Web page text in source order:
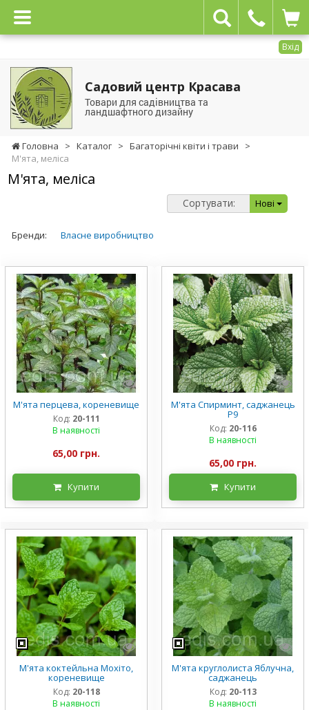
Вхід
Садовий центр Красава
Товари для садівництва та
ландшафтного дизайну
Головна > Каталог > Багаторічні квіти і трави
>
М'ята, меліса
М'ята, меліса
Сортувати: Нові
Бренди: Власне виробництво
М'ята перцева, кореневище
Код: 20-111
В наявності
65,00 грн.
Купити
М'ята Спирминт, саджанець
Р9
Код: 20-116
В наявності
65,00 грн.
Купити
М'ята коктейльна Мохіто,
кореневище
Код: 20-118
В наявності
М'ята круглолиста Яблучна,
саджанець
Код: 20-113
В наявності